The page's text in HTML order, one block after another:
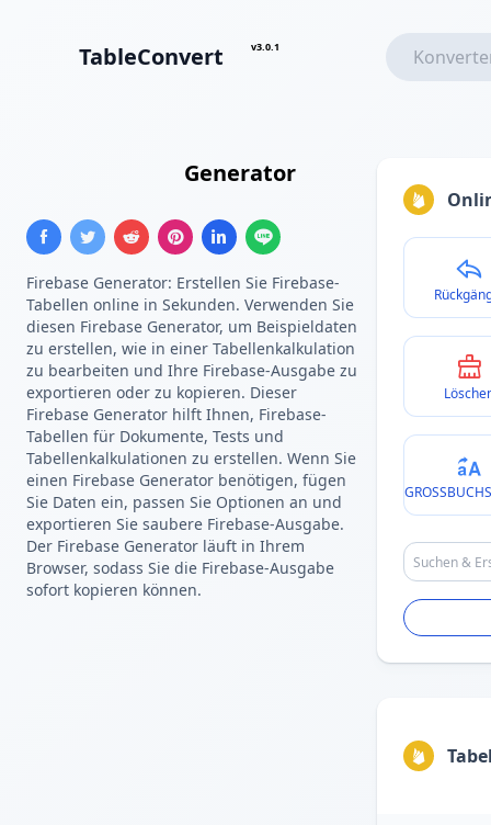
TableConvert v3.0.1
Generator
Firebase Generator: Erstellen Sie Firebase-
Tabellen online in Sekunden. Verwenden Sie
diesen Firebase Generator, um Beispieldaten
zu erstellen, wie in einer Tabellenkalkulation
zu bearbeiten und Ihre Firebase-Ausgabe zu
exportieren oder zu kopieren. Dieser
Firebase Generator hilft Ihnen, Firebase-
Tabellen für Dokumente, Tests und
Tabellenkalkulationen zu erstellen. Wenn Sie
einen Firebase Generator benötigen, fügen
Sie Daten ein, passen Sie Optionen an und
exportieren Sie saubere Firebase-Ausgabe.
Der Firebase Generator läuft in Ihrem
Browser, sodass Sie die Firebase-Ausgabe
sofort kopieren können.